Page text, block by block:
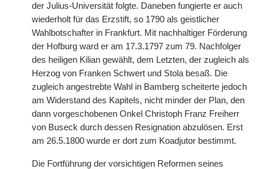
der Julius-Universität folgte. Daneben fungierte er auch
wiederholt für das Erzstift, so 1790 als geistlicher
Wahlbotschafter in Frankfurt. Mit nachhaltiger Förderung
der Hofburg ward er am 17.3.1797 zum 79. Nachfolger
des heiligen Kilian gewählt, dem Letzten, der zugleich als
Herzog von Franken Schwert und Stola besaß. Die
zugleich angestrebte Wahl in Bamberg scheiterte jedoch
am Widerstand des Kapitels, nicht minder der Plan, den
dann vorgeschobenen Onkel Christoph Franz Freiherr
von Buseck durch dessen Resignation abzulösen. Erst
am 26.5.1800 wurde er dort zum Koadjutor bestimmt.
Die Fortführung der vorsichtigen Reformen seines